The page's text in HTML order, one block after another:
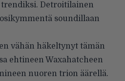
Detroitilainen
soundillaan
vähän häkeltynyt tämän
ehtineen Waxahatcheen
nuoren trion äärellä.